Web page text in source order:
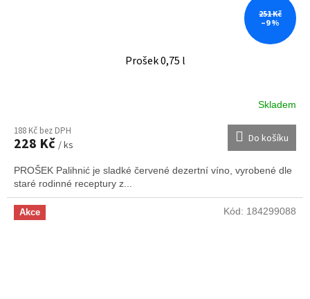
251 Kč
–9 %
Prošek 0,75 l
Skladem
188 Kč bez DPH
228 Kč / ks Do košíku
PROŠEK Palihnić je sladké červené dezertní víno, vyrobené dle
staré rodinné receptury z...
Akce Kód: 184299088